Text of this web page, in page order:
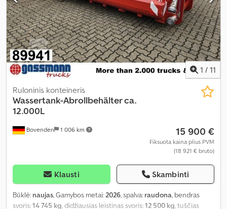
1 / 11
Bovenden 1 006 km
Ruloninis konteineris
Wassertank-Abrollbehälter ca.
12.000L
15 900 €
Fiksuota kaina plius PVM
(18 921 € bruto)
Klausti Skambinti
Būklė: naujas, Gamybos metai:2026, spalva: raudona, bendras
svoris:14 745 kg, didžiausias leistinas svoris:12 500 kg, tuščias